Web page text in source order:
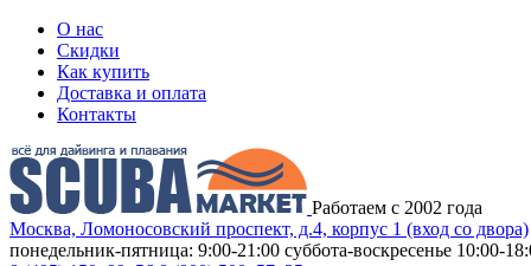
О нас
Скидки
Как купить
Доставка и оплата
Контакты
Работаем с 2002 года
Москва, Ломоносовский проспект, д.4, корпус 1 (вход со двора)
понедельник-пятница: 9:00-21:00 суббота-воскресенье 10:00-